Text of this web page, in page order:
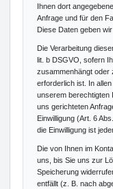
Ihnen dort
Anfrage und für den
Diese Daten geben
Die Verarbeitung
lit. b DSGVO, sofern
zusammenhängt oder
erforderlich ist. In
unserem berechtigten
uns gerichteten
Einwilligung (Art. 6
die Einwilligung ist
Die von Ihnen im
uns, bis Sie uns zur
Speicherung
entfällt (z. B. nach